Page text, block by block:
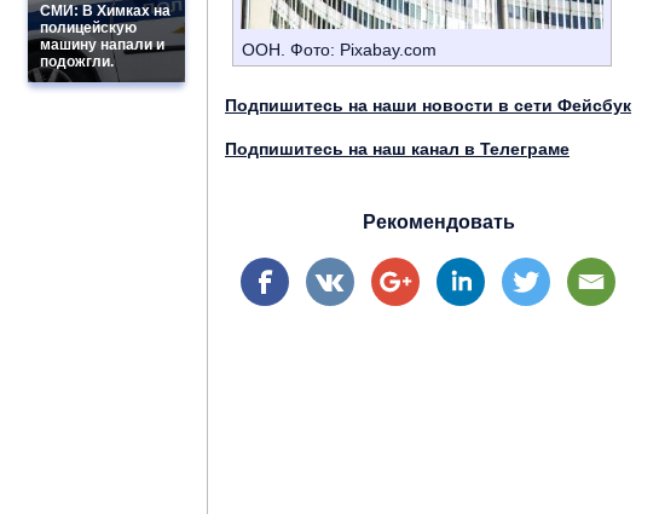
СМИ: В Химках на
полицейскую
машину напали и
подожгли.
ООН. Фото: Pixabay.com
Подпишитесь на наши новости в сети Фейсбук
Подпишитесь на наш канал в Телеграме
Рекомендовать